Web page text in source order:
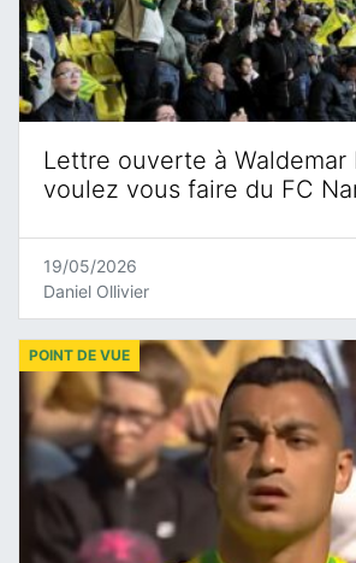
Lettre ouverte à Waldemar
voulez vous faire du FC
19/05/2026
Daniel Ollivier
POINT DE VUE